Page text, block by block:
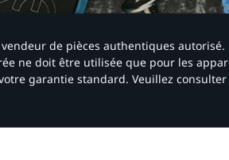
de pièces authentiques
ne doit être utilisée que pour les
garantie standard. Veuillez consulter